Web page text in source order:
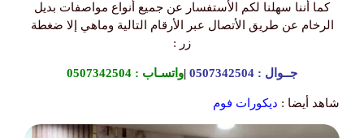
كما أننا سهلنا لكم الأستفسار عن جميع أنواع مواصفات بديل
الرخام عن طريق الأتصال عبر الأرقام التالية وماهي إلا ضغطة
زر :
جــوال : 0507342504
|واتسـاب : 0507342504
شاهد أيضا : ديكورات فوم